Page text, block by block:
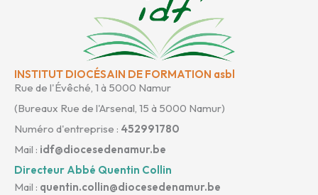
INSTITUT DIOCÉSAIN DE FORMATION asbl
Rue de l'Évêché, 1 à 5000 Namur
(Bureaux Rue de l'Arsenal, 15 à 5000 Namur)
Numéro d'entreprise : 452991780
Mail : idf@diocesedenamur.be
Directeur Abbé Quentin Collin
Mail : quentin.collin@diocesedenamur.be